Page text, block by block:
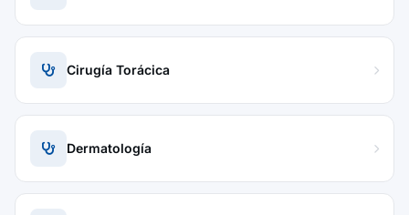
Cirugía Torácica
Dermatología